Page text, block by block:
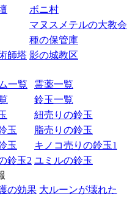
ボニ村
マヌスメテルの大教会
種の保管庫
師塔 影の城教区
一覧
霊薬一覧
鈴玉一覧
紐売りの鈴玉
玉
脂売りの鈴玉
玉
キノコ売りの鈴玉1
鈴玉2 ユミルの鈴玉
の効果 大ルーンが壊れた